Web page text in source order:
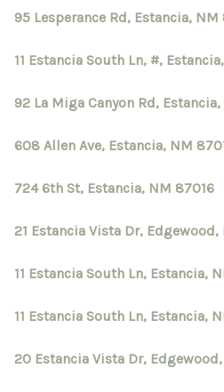
95 Lesperance Rd, Estancia, NM
11 Estancia South Ln, #,
92 La Miga Canyon Rd,
608 Allen Ave, Estancia, NM
724 6th St, Estancia, NM 87016
21 Estancia Vista Dr, Edgewood,
11 Estancia South Ln, Estancia,
11 Estancia South Ln, Estancia,
20 Estancia Vista Dr,